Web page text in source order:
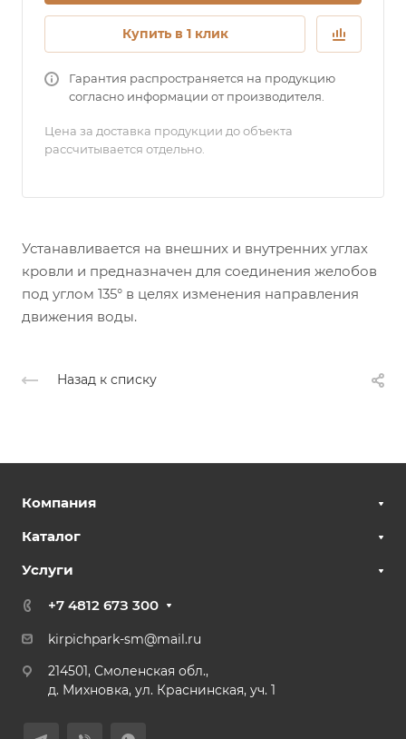
Купить в 1 клик
Гарантия распространяется на продукцию
согласно информации от производителя.
Цена за доставка продукции до объекта
рассчитывается отдельно.
Устанавливается на внешних и внутренних углах
кровли и предназначен для соединения желобов
под углом 135° в целях изменения направления
движения воды.
Назад к списку
Компания
Каталог
Услуги
+7 4812 67З 300
kirpichpark-sm@mail.ru
214501, Смоленская обл.,
д. Михновка, ул. Краснинская, уч. 1